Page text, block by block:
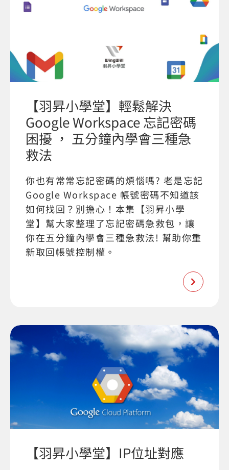
【羽昇小學堂】輕鬆解決
Google Workspace 忘記密碼
困擾 ， 五分鐘內學會三種急
救法
你也有常常忘記密碼的煩惱嗎? 老是忘記
Google Workspace 帳號密碼不知道該
如何找回？別擔心！本集【羽昇小學
堂】幫大家整理了忘記密碼急救包，讓
你在五分鐘內學會三種急救法! 幫助你重
新取回帳號控制權。
【羽昇小學堂】IP位址對應